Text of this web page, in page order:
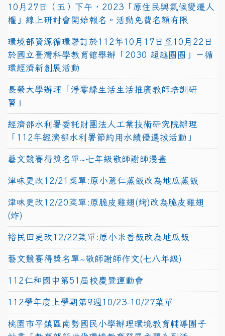
10月27日（五）下午，2023「原住民與氣候變遷人
權」線上研討會開始報名。活動免費名額有限
環境部資源循環署訂於112年10月17日至10月22日
於國立臺灣科學教育館舉辦「2030 超越圈圈」－循
環經濟新創展活動
長榮大學辦理「淨零綠生活生活推廣教師培訓研
習」
經濟部水利署委託財團法人工業技術研究院辦理
「112年經濟部水利署節約用水績優選拔活動」
藝文競賽得獎名單~七年級敬師謝師漫畫
津味更改12/21菜單:原小薏仁蒸飯改為地瓜蒸飯
津味更改12/20菜單:原脆皮雞翅(烤)改為脆皮雞翅
(炸)
裕民田更改12/22菜單:原小米香飯改為地瓜飯
藝文競賽得獎名單~敬師謝師作文(七八年級)
112仁和國中第51屆校慶暨運動會
112學年度上學期第9週10/23-10/27菜單
桃園市平鎮區南勢國民小學辦理環境教育輔導團子